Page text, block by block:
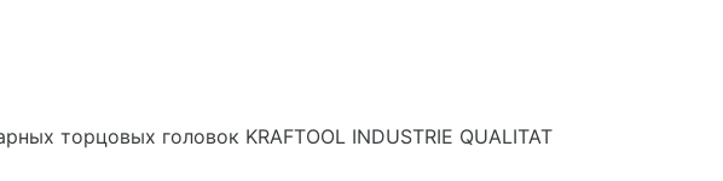
торцовых головок KRAFTOOL INDUSTRIE QUALITAT